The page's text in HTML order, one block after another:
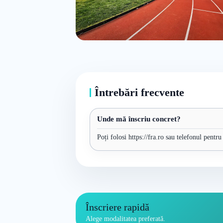
Întrebări frecvente
Unde mă înscriu concret?
Poți folosi https://fra.ro sau telefonul
Înscriere rapidă
Alege modalitatea preferată.